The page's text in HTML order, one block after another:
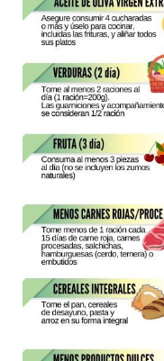
APÚNTATE
PARTICIPANTES
INVESTIGADORES
CONTACTO